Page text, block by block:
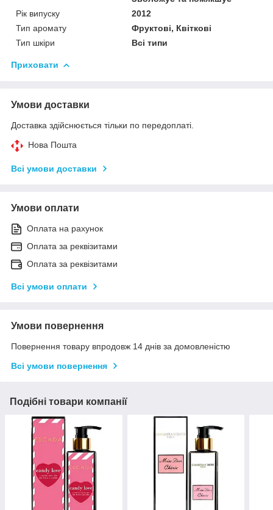
Рік випуску
2012
Тип аромату
Фруктові, Квіткові
Тип шкіри
Всі типи
Приховати
Умови доставки
Доставка здійснюється тільки по передоплаті.
Нова Пошта
Всі умови доставки
Умови оплати
Оплата на рахунок
Оплата за реквізитами
Оплата за реквізитами
Всі умови оплати
Умови повернення
Повернення товару впродовж 14 днів за домовленістю
Всі умови повернення
Подібні товари компанії